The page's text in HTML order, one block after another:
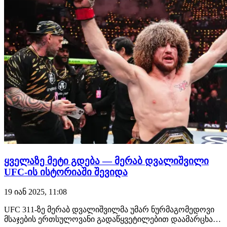
ყველაზე მეტი გდება — მერაბ დვალიშვილი
UFC-ის ისტორიაში შევიდა
19 იან 2025, 11:08
UFC 311-ზე მერაბ დვალიშვილმა უმარ ნურმაგომედოვი
მსაჯების ერთსულოვანი გადაწყვეტილებით დაამარცხა